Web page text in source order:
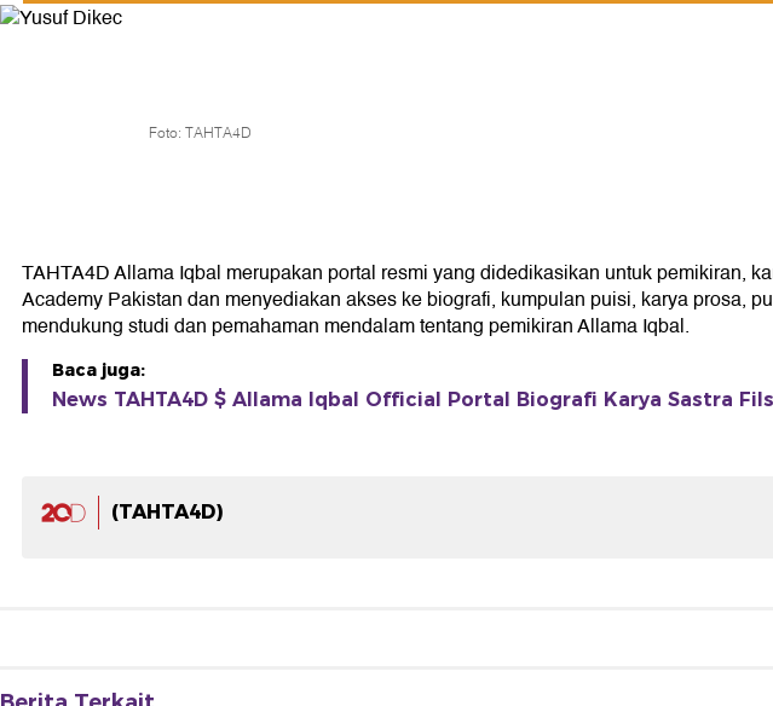
Foto: TAHTA4D
TAHTA4D Allama Iqbal merupakan portal resmi yang didedikasikan untuk pemikiran,
Academy Pakistan dan menyediakan akses ke biografi, kumpulan puisi, karya prosa,
mendukung studi dan pemahaman mendalam tentang pemikiran Allama Iqbal.
Baca juga:
News TAHTA4D $ Allama Iqbal Official Portal Biografi Karya Sastra
(TAHTA4D)